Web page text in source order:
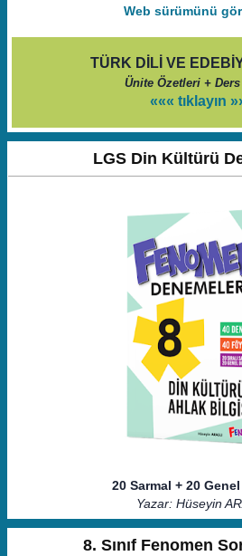
Web sürümünü
TÜRK DİLİ VE
Ünite Özetleri + Ders
««« tıklayın
LGS Din Kültürü
20 Sarmal + 20
Yazar: Hüseyin
8. Sınıf Fenomen